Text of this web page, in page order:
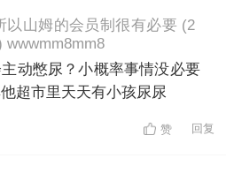
以山姆的会员制很有必要 (2
wwwmm8mm8
动憋尿？小概率事情没必要
超市里天天有小孩尿尿
赞 回复